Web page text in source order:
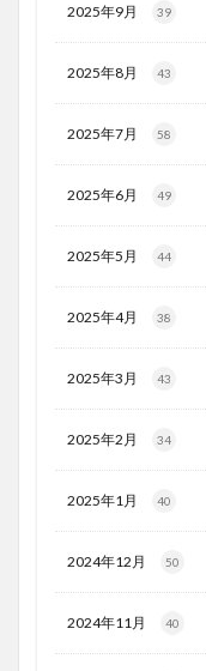
2025年9月 39
2025年8月 43
2025年7月 58
2025年6月 49
2025年5月 44
2025年4月 38
2025年3月 43
2025年2月 34
2025年1月 40
2024年12月 50
2024年11月 40